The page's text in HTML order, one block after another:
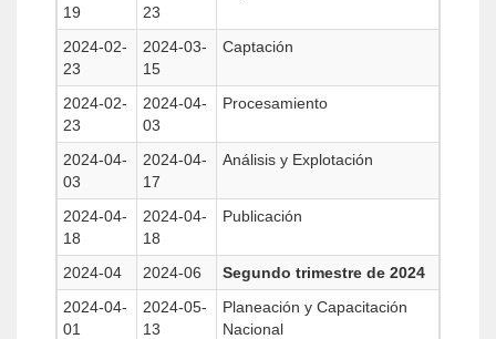
19
23
2024-02-
23
2024-03-
15
Captación
2024-02-
23
2024-04-
03
Procesamiento
2024-04-
03
2024-04-
17
Análisis y Explotación
2024-04-
18
2024-04-
18
Publicación
2024-04 2024-06
Segundo trimestre de 2024
2024-04-
01
2024-05-
13
Planeación y Capacitación
Nacional